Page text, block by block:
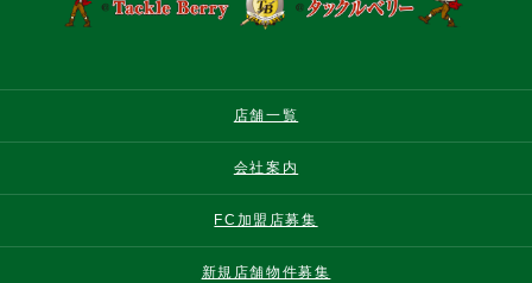
店舗一覧
会社案内
FC加盟店募集
新規店舗物件募集